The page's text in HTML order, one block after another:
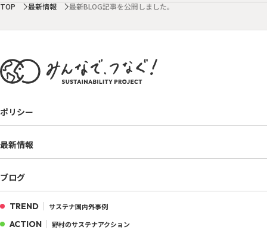
TOP 最新情報 最新BLOG記事を公開しました。
ポリシー
最新情報
ブログ
TREND サステナ国内外事例
ACTION 野村のサステナアクション